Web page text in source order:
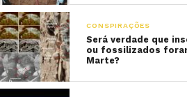
CONSPIRAÇÕES
Será verdade que
ou fossilizados
Marte?